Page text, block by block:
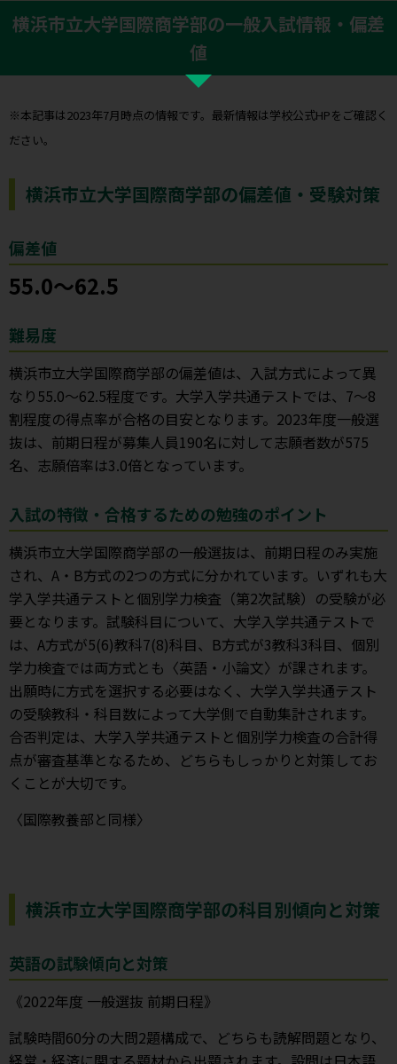
横浜市立大学国際商学部の一般入試情報・偏差
値
※本記事は2023年7月時点の情報です。最新情報は学校公式HPをご確認く
ださい。
横浜市立大学国際商学部の偏差値・受験対策
偏差値
55.0～62.5
難易度
横浜市立大学国際商学部の偏差値は、入試方式によって異
なり55.0～62.5程度です。大学入学共通テストでは、7～8
割程度の得点率が合格の目安となります。2023年度一般選
抜は、前期日程が募集人員190名に対して志願者数が575
名、志願倍率は3.0倍となっています。
入試の特徴・合格するための勉強のポイント
横浜市立大学国際商学部の一般選抜は、前期日程のみ実施
され、A・B方式の2つの方式に分かれています。いずれも大
学入学共通テストと個別学力検査（第2次試験）の受験が必
要となります。試験科目について、大学入学共通テストで
は、A方式が5(6)教科7(8)科目、B方式が3教科3科目、個別
学力検査では両方式とも〈英語・小論文〉が課されます。
出願時に方式を選択する必要はなく、大学入学共通テスト
の受験教科・科目数によって大学側で自動集計されます。
合否判定は、大学入学共通テストと個別学力検査の合計得
点が審査基準となるため、どちらもしっかりと対策してお
くことが大切です。
〈国際教養部と同様〉
横浜市立大学国際商学部の科目別傾向と対策
英語の試験傾向と対策
《2022年度 一般選抜 前期日程》
試験時間60分の大問2題構成で、どちらも読解問題となり、